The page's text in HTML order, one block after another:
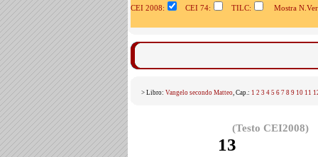
CEI 2008:
CEI 74: TILC: Mostra
> Libro: Vangelo secondo Matteo, Cap.: 1 2 3 4 5 6 7 8 9 10 11
(Testo CEI2008)
13